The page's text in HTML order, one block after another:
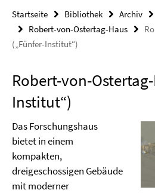
Startseite Bibliothek Archiv
Robert-von-Ostertag-Haus
(„Fünfer-Institut“)
Robert-von-
Institut“)
Das Forschungshaus
bietet in einem
kompakten,
dreigeschossigen Gebäude
mit moderner